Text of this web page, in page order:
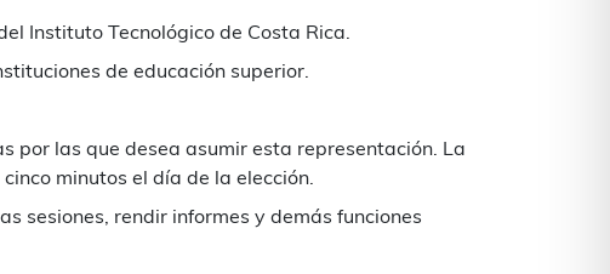
Instituto Tecnológico de Costa Rica.
de educación superior.
por las que desea asumir esta representación. La
minutos el día de la elección.
sesiones, rendir informes y demás funciones